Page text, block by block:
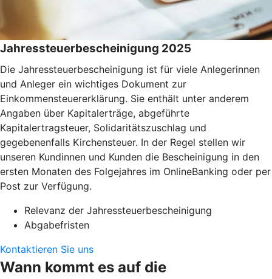
Jahressteuerbescheinigung 2025
Die Jahressteuerbescheinigung ist für viele Anlegerinnen
und Anleger ein wichtiges Dokument zur
Einkommensteuererklärung. Sie enthält unter anderem
Angaben über Kapitalerträge, abgeführte
Kapitalertragsteuer, Solidaritätszuschlag und
gegebenenfalls Kirchensteuer. In der Regel stellen wir
unseren Kundinnen und Kunden die Bescheinigung in den
ersten Monaten des Folgejahres im OnlineBanking oder per
Post zur Verfügung.
Relevanz der Jahressteuerbescheinigung
Abgabefristen
Kontaktieren Sie uns
Wann kommt es auf die